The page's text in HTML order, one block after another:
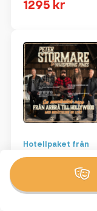
1295 kr
Hotellpaket från
1575 kr